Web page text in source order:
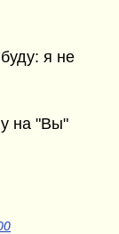
я не
на "Вы"